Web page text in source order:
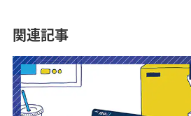
関連記事